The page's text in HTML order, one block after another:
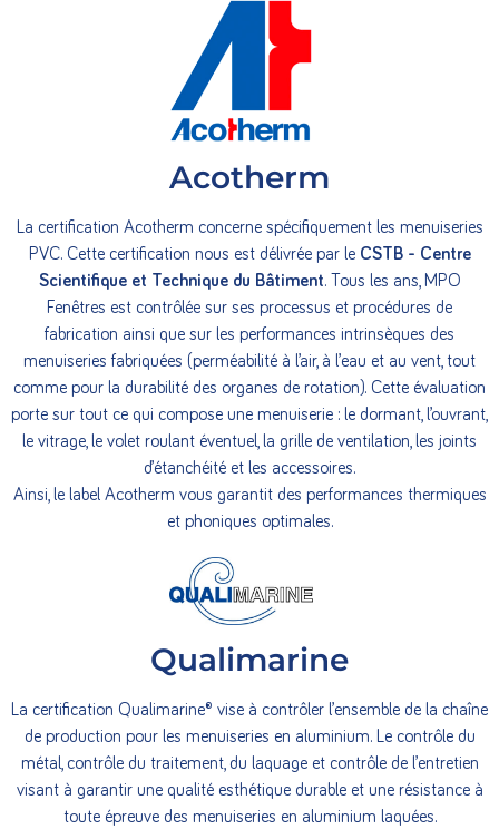
Acotherm
La certification Acotherm concerne spécifiquement les menuiseries
PVC. Cette certification nous est délivrée par le CSTB - Centre
Scientifique et Technique du Bâtiment. Tous les ans, MPO
Fenêtres est contrôlée sur ses processus et procédures de
fabrication ainsi que sur les performances intrinsèques des
menuiseries fabriquées (perméabilité à l’air, à l’eau et au vent, tout
comme pour la durabilité des organes de rotation). Cette évaluation
porte sur tout ce qui compose une menuiserie : le dormant, l’ouvrant,
le vitrage, le volet roulant éventuel, la grille de ventilation, les joints
d’étanchéité et les accessoires.
Ainsi, le label Acotherm vous garantit des performances thermiques
et phoniques optimales.
Qualimarine
La certification Qualimarine® vise à contrôler l’ensemble de la chaîne
de production pour les menuiseries en aluminium. Le contrôle du
métal, contrôle du traitement, du laquage et contrôle de l’entretien
visant à garantir une qualité esthétique durable et une résistance à
toute épreuve des menuiseries en aluminium laquées.